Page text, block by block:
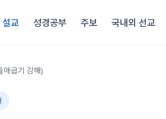
설교 성경공부 주보 국내외 선교
굽기 강해)